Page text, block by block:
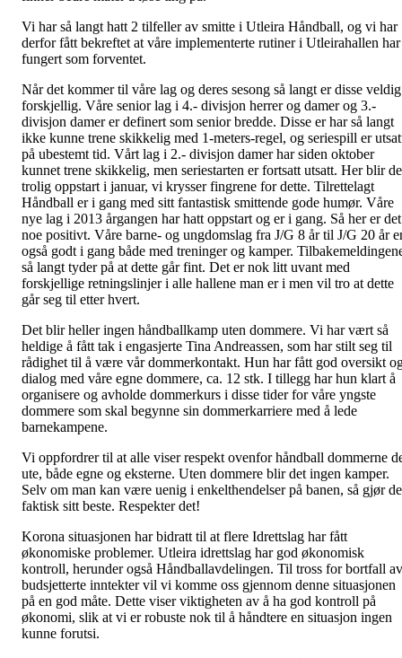
Vi har så langt hatt 2 tilfeller av smitte i Utleira Håndball, og vi har
derfor fått bekreftet at våre implementerte rutiner i Utleirahallen har
fungert som forventet.
Når det kommer til våre lag og deres sesong så langt er disse veldig
forskjellig. Våre senior lag i 4.- divisjon herrer og damer og 3.-
divisjon damer er definert som senior bredde. Disse er har så langt
ikke kunne trene skikkelig med 1-meters-regel, og seriespill er
på ubestemt tid. Vårt lag i 2.- divisjon damer har siden oktober
kunnet trene skikkelig, men seriestarten er fortsatt utsatt. Her blir
trolig oppstart i januar, vi krysser fingrene for dette. Tilrettelagt
Håndball er i gang med sitt fantastisk smittende gode humør. Våre
nye lag i 2013 årgangen har hatt oppstart og er i gang. Så her er det
noe positivt. Våre barne- og ungdomslag fra J/G 8 år til J/G 20 år
også godt i gang både med treninger og kamper.
så langt tyder på at dette går fint. Det er nok litt uvant med
forskjellige retningslinjer i alle hallene man er i men vil tro at dette
går seg til etter hvert.
Det blir heller ingen håndballkamp uten dommere. Vi har vært så
heldige å fått tak i engasjerte Tina Andreassen, som har stilt seg til
rådighet til å være vår dommerkontakt. Hun har fått god oversikt
dialog med våre egne dommere, ca. 12 stk. I tillegg har hun klart å
organisere og avholde dommerkurs i disse tider for våre yngste
dommere som skal begynne sin dommerkarriere med å lede
barnekampene.
Vi oppfordrer til at alle viser respekt ovenfor håndball dommerne
ute, både egne og eksterne. Uten dommere blir det ingen kamper.
Selv om man kan være uenig i enkelthendelser på banen, så gjør de
faktisk sitt beste. Respekter det!
Korona situasjonen har bidratt til at flere Idrettslag har fått
økonomiske problemer. Utleira idrettslag har god økonomisk
kontroll, herunder også Håndballavdelingen. Til tross for bortfall av
budsjetterte inntekter vil vi komme oss gjennom denne situasjonen
på en god måte. Dette viser viktigheten av å ha god kontroll på
økonomi, slik at vi er robuste nok til å håndtere en situasjon ingen
kunne forutsi.